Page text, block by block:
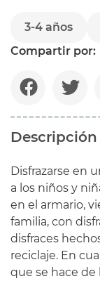
3-4 años
Compartir por:
Descripción
Disfrazarse en
a los niños y
en el armario,
familia, con
disfraces
reciclaje. En
que se hace de